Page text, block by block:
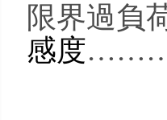
限界過負
感度